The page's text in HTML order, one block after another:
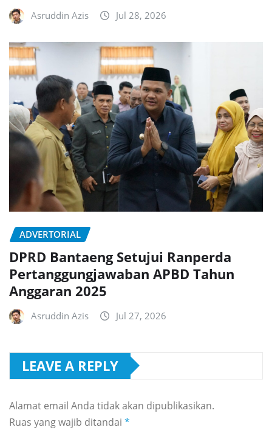
Asruddin Azis Jul 28, 2026
ADVERTORIAL
DPRD Bantaeng Setujui Ranperda
Pertanggungjawaban APBD Tahun
Anggaran 2025
Asruddin Azis Jul 27, 2026
LEAVE A REPLY
Alamat email Anda tidak akan dipublikasikan.
Ruas yang wajib ditandai *